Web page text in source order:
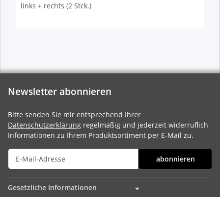
links + rechts (2 Stck.)
Newsletter abonnieren
Bitte senden Sie mir entsprechend Ihrer
Datenschutzerklärung regelmäßig und jederzeit widerruflich
Informationen zu Ihrem Produktsortiment per E-Mail zu.
abonnieren
Gesetzliche Informationen